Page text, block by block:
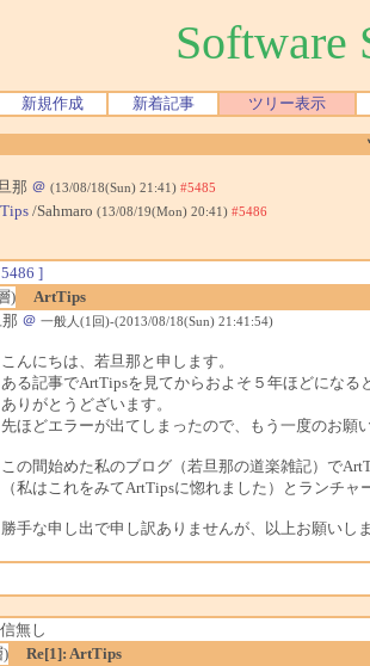
Software
新規作成 新着記事 ツリー表示
那 ＠ (13/08/18(Sun) 21:41) #5485
/Sahmaro (13/08/19(Mon) 20:41) #5486
]
)
ArtTips
＠ 一般人(1回)-(2013/08/18(Sun) 21:41:54)
こんにちは、若旦那と申します。
ある記事でArtTipsを見てからおよそ５年ほどにな
ありがとうどざいます。
先ほどエラーが出てしまったので、もう一度のお願
この間始めた私のブログ（若旦那の道楽雑記）で
（私はこれをみてArtTipsに惚れました）とランチ
勝手な申し出で申し訳ありませんが、以上お願いし
無し
)
Re[1]: ArtTips